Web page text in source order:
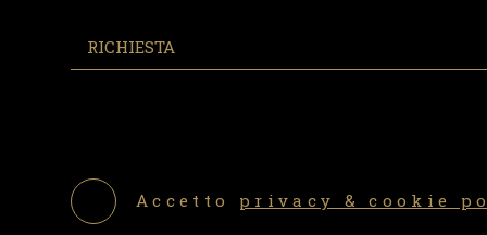
Accetto privacy & cookie